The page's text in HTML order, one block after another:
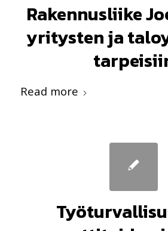
Rakennusliike
yritysten ja
Read more